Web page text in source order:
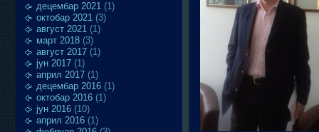
децембар 2021 (1)
октобар 2021 (3)
август 2021 (1)
март 2018 (3)
август 2017 (1)
јун 2017 (1)
април 2017 (1)
децембар 2016 (1)
октобар 2016 (1)
јун 2016 (10)
април 2016 (1)